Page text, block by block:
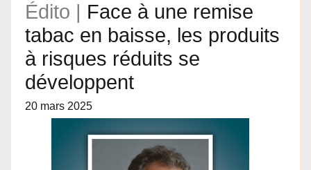
Édito | Face à une remise
tabac en baisse, les produits
à risques réduits se
développent
20 mars 2025